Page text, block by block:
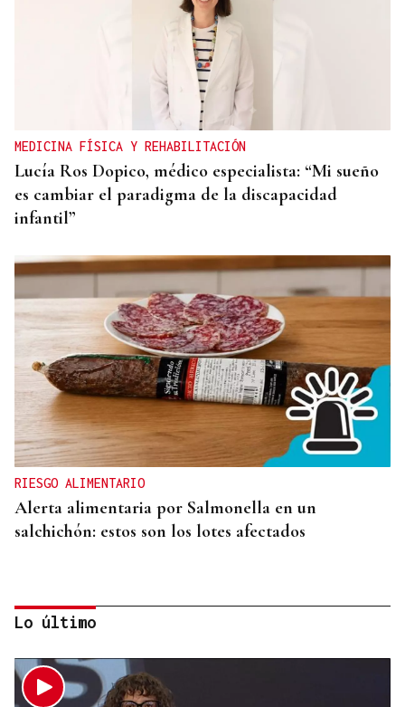
MEDICINA FÍSICA Y REHABILITACIÓN
Lucía Ros Dopico, médico especialista: “Mi sueño
es cambiar el paradigma de la discapacidad
infantil”
RIESGO ALIMENTARIO
Alerta alimentaria por Salmonella en un
salchichón: estos son los lotes afectados
Lo último